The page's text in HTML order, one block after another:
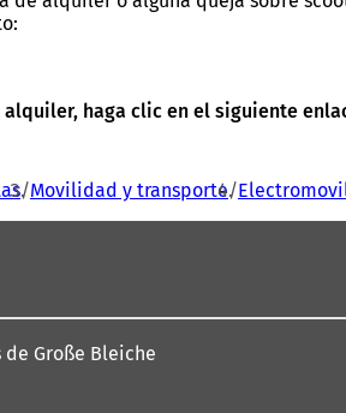
haga clic en el siguiente
Movilidad y transporte
Große Bleiche